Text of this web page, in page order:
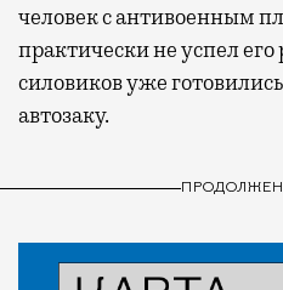
человек с антивоенным
практически не успел
силовиков уже
автозаку.